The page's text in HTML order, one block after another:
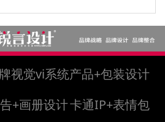
视觉vi系统产品+包装设计
+画册设计卡通IP+表情包